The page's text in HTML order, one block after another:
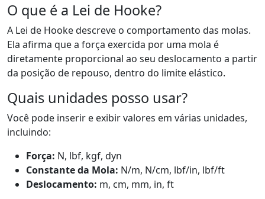
O que é a Lei de Hooke?
A Lei de Hooke descreve o comportamento das molas.
Ela afirma que a força exercida por uma mola é
diretamente proporcional ao seu deslocamento a partir
da posição de repouso, dentro do limite elástico.
Quais unidades posso usar?
Você pode inserir e exibir valores em várias unidades,
incluindo:
Força: N, lbf, kgf, dyn
Constante da Mola: N/m, N/cm, lbf/in, lbf/ft
Deslocamento: m, cm, mm, in, ft